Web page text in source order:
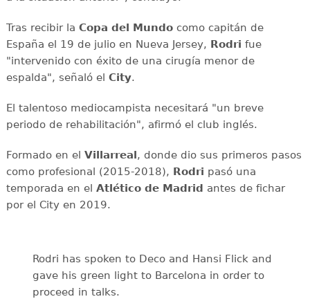
Tras recibir la Copa del Mundocomo capitán de
España el 19 de julio en Nueva Jersey, Rodri fue
"intervenido con éxito de una cirugía menor de
espalda", señaló el City.
El talentoso mediocampista necesitará "un breve
periodo de rehabilitación", afirmó el club inglés.
Formado en el Villarreal, donde dio sus primeros pasos
como profesional (2015-2018), Rodri pasó una
temporada en el Atlético de Madrid antes de fichar
por el City en 2019.
Rodri has spoken to Deco and Hansi Flick and
gave his green light to Barcelona in order to
proceed in talks.